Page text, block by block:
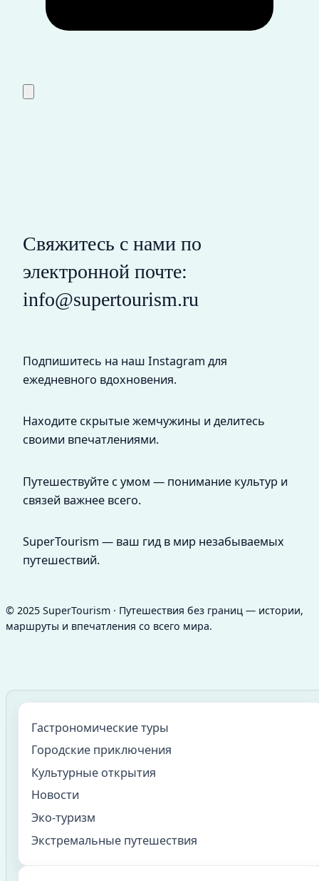
Свяжитесь с нами по
электронной почте:
info@supertourism.ru
Подпишитесь на наш Instagram для
ежедневного вдохновения.
Находите скрытые жемчужины и делитесь
своими впечатлениями.
Путешествуйте с умом — понимание культур и
связей важнее всего.
SuperTourism — ваш гид в мир незабываемых
путешествий.
© 2025 SuperTourism · Путешествия без границ — истории,
маршруты и впечатления со всего мира.
Гастрономические туры
Городские приключения
Культурные открытия
Новости
Эко-туризм
Экстремальные путешествия